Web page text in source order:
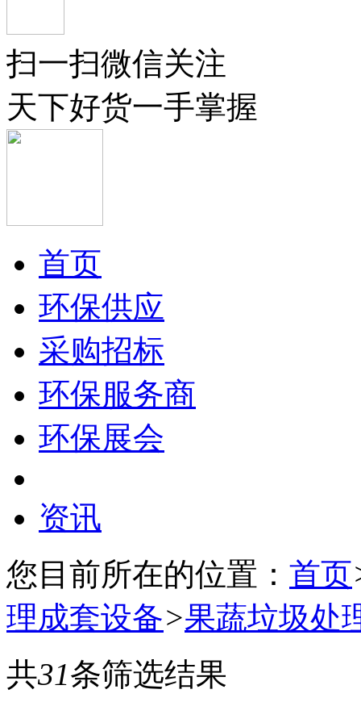
扫一扫微信关注
天下好货一手掌握
首页
环保供应
采购招标
环保服务商
环保展会
资讯
您目前所在的位置： 首页
理成套设备>果蔬垃圾处
共31条筛选结果